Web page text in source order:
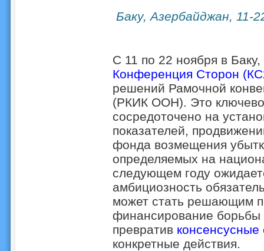
Баку, Азербайджан, 11-
С 11 по 22 ноября в
Конференция Сторон
решений Рамочной
(РКИК ООН). Это
сосредоточено на
показателей,
фонда возмещения
определяемых на
следующем году
амбициозность
может стать решающим
финансирование
превратив
конкретные действия.